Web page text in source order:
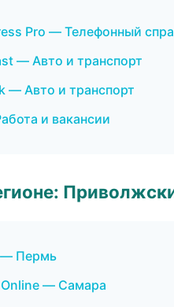
Pro — Телефонный
— Авто и транспорт
— Авто и транспорт
и вакансии
— Пермь
— Самара